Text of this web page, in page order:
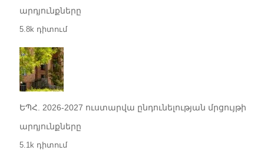
արդյունքները
5.8k դիտում
ԵՊՀ. 2026-2027 ուստարվա ընդունելության մրցույթի
արդյունքները
5.1k դիտում